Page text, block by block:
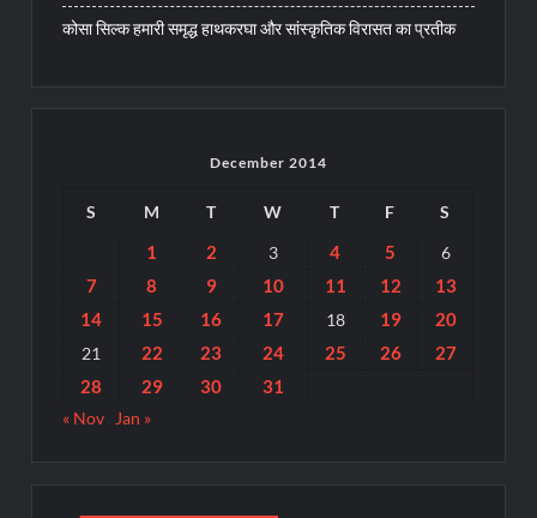
कोसा सिल्क हमारी समृद्ध हाथकरघा और सांस्कृतिक विरासत का प्रतीक
December 2014
S M T W T F S
1 2 3 4 5 6
7 8 9 10 11 12
13
14
15 16 17 18 19 20
21 22 23 24 25 26
27
28
29 30 31
« Nov Jan »